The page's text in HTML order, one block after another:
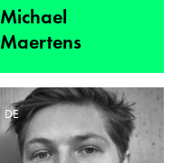
Michael
Maertens
DE